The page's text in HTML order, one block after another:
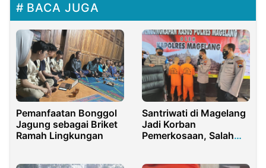
BACA JUGA
Pemanfaatan Bonggol
Jagung sebagai Briket
Ramah Lingkungan
Santriwati di Magelang
Jadi Korban
Pemerkosaan, Salah